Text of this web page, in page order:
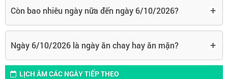
Còn bao nhiêu ngày nữa đến ngày 6/10/2026? +
Ngày 6/10/2026 là ngày ăn chay hay ăn mặn? +
LỊCH ÂM CÁC NGÀY TIẾP THEO